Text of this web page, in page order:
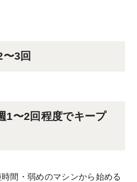
3回
〜2回程度でキープ
間・弱めのマシンから始める